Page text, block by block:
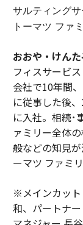
サルティング
トーマツ ファ
おおや・けん
フィスサービ
会社で10年間
に従事した後
に入社。相続･
ァミリー全体
般などの知見
ーマツ ファミ
※メインカット
和、パートナー